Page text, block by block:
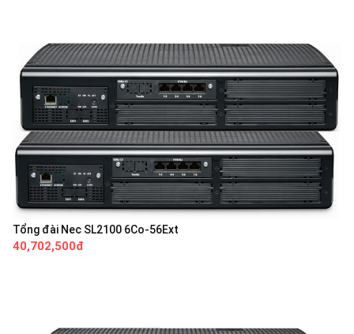
Tổng đài Nec SL2100 6Co-56Ext
40,702,500đ